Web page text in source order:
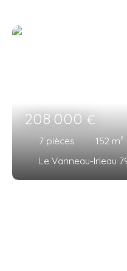
208 000€
7 pièces 152 m²
Le Vanneau-Irleau